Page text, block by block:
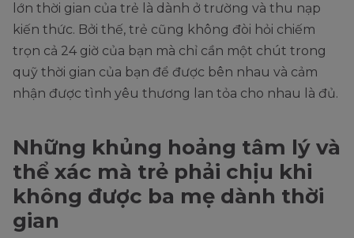
lớn thời gian của trẻ là dành ở trường và thu nạp
kiến thức. Bởi thế, trẻ cũng không đòi hỏi chiếm
trọn cả 24 giờ của bạn mà chỉ cần một chút trong
quỹ thời gian của bạn để được bên nhau và cảm
nhận được tình yêu thương lan tỏa cho nhau là đủ.
Những khủng hoảng tâm lý và
thể xác mà trẻ phải chịu khi
không được ba mẹ dành thời
gian